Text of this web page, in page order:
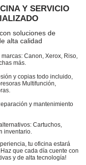
Y SERVICIO
soluciones de
alta calidad
Canon, Xerox, Riso,
más.
y copias todo incluido,
Multifunción,
y mantenimiento
Cartuchos,
inventario.
tu oficina estará
que cada día cuente con
y de alta tecnología!